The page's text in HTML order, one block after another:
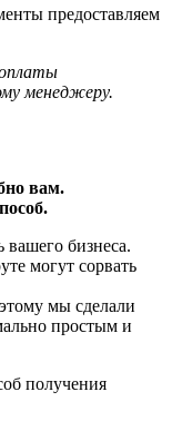
предоставляем
менеджеру.
вам.
бизнеса.
могут сорвать
клиентов.
простым и
получения